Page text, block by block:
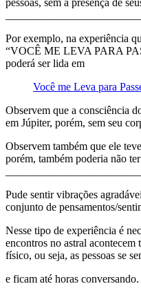
pessoas, sem a presença de
Por exemplo, na experiência
“VOCÊ ME LEVA PARA
poderá ser lida em
Você me Leva para
Observem que a consciência
em Júpiter, porém, sem seu
Observem também que ele
porém, também poderia não
Pude sentir vibrações
conjunto de pensamentos/
Nesse tipo de experiência é
encontros no astral
físico, ou seja, as pessoas se
e ficam até horas conversando.